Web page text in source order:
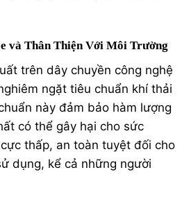
và Thân Thiện Với Môi Trường
trên dây chuyền công nghệ
ngặt tiêu chuẩn khí thải
này đảm bảo hàm lượng
có thể gây hại cho sức
thấp, an toàn tuyệt đối cho
dụng, kể cả những người